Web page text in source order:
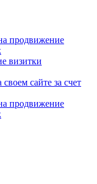
продвижение
визитки
своем сайте за счет
продвижение